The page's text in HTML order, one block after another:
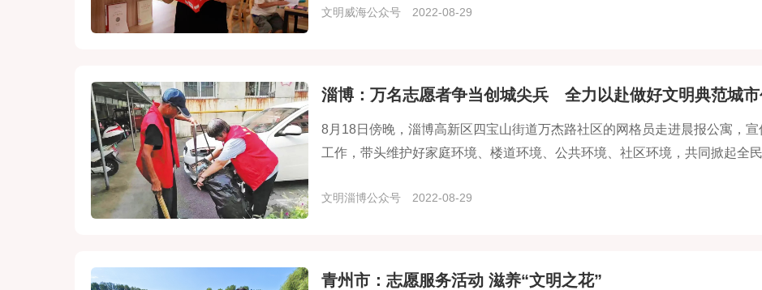
推进“为老”志愿服务走深走实。
文明威海公众号 2022-08-29
淄博：万名志愿者争当创城尖兵 全力以赴做好文明典范城
8月18日傍晚，淄博高新区四宝山街道万杰路社区的网格员走进晨报公寓，
工作，带头维护好家庭环境、楼道环境、公共环境、社区环境，共同掀起全民
文明淄博公众号 2022-08-29
青州市：志愿服务活动 滋养“文明之花”